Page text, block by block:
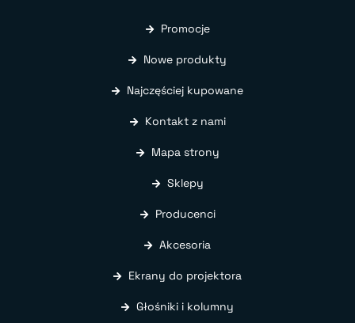
Promocje
Nowe produkty
Najczęściej kupowane
Kontakt z nami
Mapa strony
Sklepy
Producenci
Akcesoria
Ekrany do projektora
Głośniki i kolumny